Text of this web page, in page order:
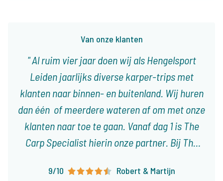
Van onze klanten
Al ruim vier jaar doen wij als Hengelsport
Leiden jaarlijks diverse karper-trips met
klanten naar binnen- en buitenland. Wij huren
dan één of meerdere wateren af om met onze
klanten naar toe te gaan. Vanaf dag 1 is The
Carp Specialist hierin onze partner. Bij The
onaangename verassingen komt te staan en
9/10 Robert & Martijn